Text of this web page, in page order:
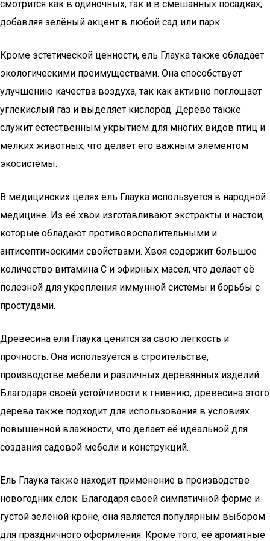
смотрится как в одиночных, так и в смешанных посадках,
добавляя зелёный акцент в любой сад или парк.
Кроме эстетической ценности, ель Глаука также обладает
экологическими преимуществами. Она способствует
улучшению качества воздуха, так как активно поглощает
углекислый газ и выделяет кислород. Дерево также
служит естественным укрытием для многих видов птиц и
мелких животных, что делает его важным элементом
экосистемы.
В медицинских целях ель Глаука используется в народной
медицине. Из её хвои изготавливают экстракты и настои,
которые обладают противовоспалительными и
антисептическими свойствами. Хвоя содержит большое
количество витамина C и эфирных масел, что делает её
полезной для укрепления иммунной системы и борьбы с
простудами.
Древесина ели Глаука ценится за свою лёгкость и
прочность. Она используется в строительстве,
производстве мебели и различных деревянных изделий.
Благодаря своей устойчивости к гниению, древесина этого
дерева также подходит для использования в условиях
повышенной влажности, что делает её идеальной для
создания садовой мебели и конструкций.
Ель Глаука также находит применение в производстве
новогодних ёлок. Благодаря своей симпатичной форме и
густой зелёной кроне, она является популярным выбором
для праздничного оформления. Кроме того, её ароматные